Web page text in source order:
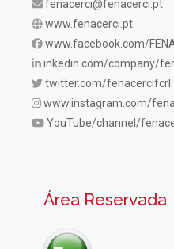
fenacerci@fenacerci.pt
www.fenacerci.pt
www.facebook.com/
inkedin.com/company/
twitter.com/fenacercifcrl
www.instagram.com/
YouTube/channel/
Área Reservada